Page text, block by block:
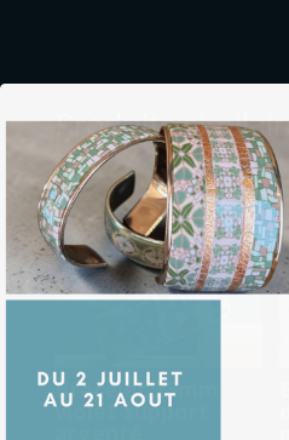
Produits
Bracelet 23mm
violet support